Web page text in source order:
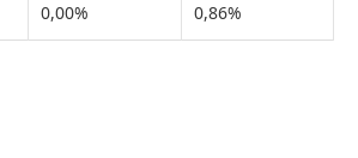
0,00% 0,86%